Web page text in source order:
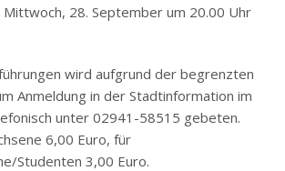
28. September um 20.00 Uhr
wird aufgrund der begrenzten
Anmeldung in der Stadtinformation im
unter 02941-58515 gebeten.
6,00 Euro, für
Studenten 3,00 Euro.